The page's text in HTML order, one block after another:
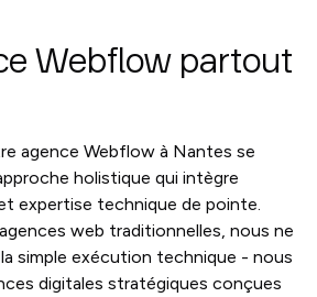
Webflow partout
agence Webflow à Nantes se
holistique qui intègre
expertise technique de pointe.
web traditionnelles, nous ne
simple exécution technique - nous
digitales stratégiques conçues